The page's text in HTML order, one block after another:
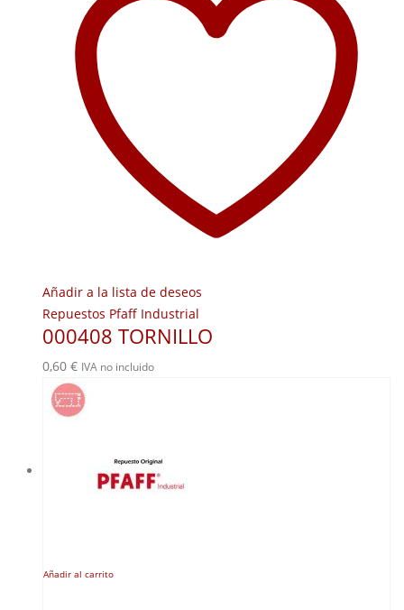
Añadir a la lista de deseos
Repuestos Pfaff Industrial
000408 TORNILLO
0,60 € IVA no incluido
Añadir al carrito